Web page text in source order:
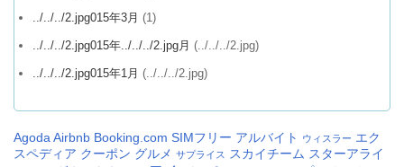
../../../2.jpg015年3月 (1)
../../../2.jpg015年../../../2.jpg月 (../../../2.jpg)
../../../2.jpg015年1月 (../../../2.jpg)
Agoda Airbnb Booking.com SIMフリー アルバイト ウィスラー エク
スペディア クーポン グルメ サプライス スカイチーム スターアライ